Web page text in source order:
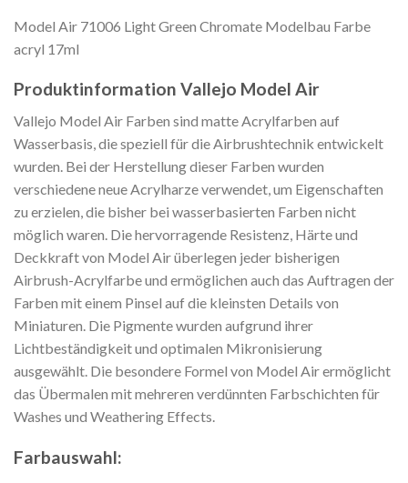
Model Air 71006 Light Green Chromate Modelbau Farbe
acryl 17ml
Produktinformation Vallejo Model Air
Vallejo Model Air Farben sind matte Acrylfarben auf
Wasserbasis, die speziell für die Airbrushtechnik entwickelt
wurden. Bei der Herstellung dieser Farben wurden
verschiedene neue Acrylharze verwendet, um Eigenschaften
zu erzielen, die bisher bei wasserbasierten Farben nicht
möglich waren. Die hervorragende Resistenz, Härte und
Deckkraft von Model Air überlegen jeder bisherigen
Airbrush-Acrylfarbe und ermöglichen auch das Auftragen der
Farben mit einem Pinsel auf die kleinsten Details von
Miniaturen. Die Pigmente wurden aufgrund ihrer
Lichtbeständigkeit und optimalen Mikronisierung
ausgewählt. Die besondere Formel von Model Air ermöglicht
das Übermalen mit mehreren verdünnten Farbschichten für
Washes und Weathering Effects.
Farbauswahl: